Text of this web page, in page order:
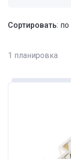
Сортировать:
1 планировка